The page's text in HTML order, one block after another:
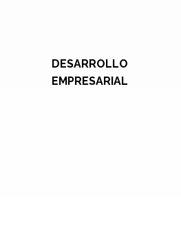
DESARROLLO
EMPRESARIAL